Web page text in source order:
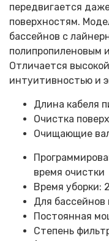
передвигается
поверхностям.
бассейнов с
полипропиленовым
Отличается
интуитивностью и
Длина кабеля
Очистка
Очищающие
время очистки
Время уборки:
Для
Постоянная
Степень